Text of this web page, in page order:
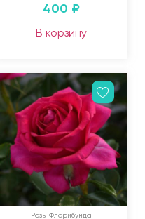
400 ₽
В корзину
Розы Флорибунда